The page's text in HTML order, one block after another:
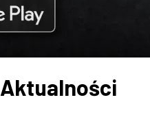
Aktualności